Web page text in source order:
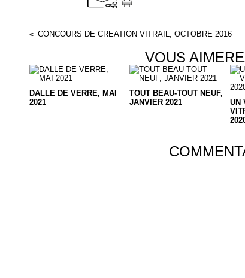
CONCOURS DE CREATION VITRAIL, OCTOBRE 2016
VOUS
DALLE DE VERRE, MAI
2021
TOUT BEAU-TOUT NEUF,
JANVIER 2021
UN